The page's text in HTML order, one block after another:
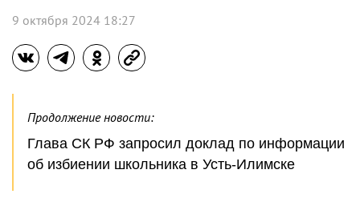
9 октября 2024 18:27
Продолжение новости:
Глава СК РФ запросил доклад по информации
об избиении школьника в Усть-Илимске